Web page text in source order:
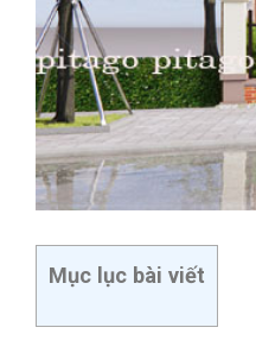
Mục lục bài viết